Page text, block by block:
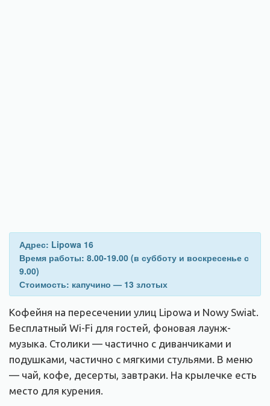
Адрес: Lipowa 16
Время работы: 8.00-19.00 (в субботу и воскресенье с
9.00)
Стоимость: капучино — 13 злотых
Кофейня на пересечении улиц Lipowa и Nowy Swiat.
Бесплатный Wi-Fi для гостей, фоновая лаунж-
музыка. Столики — частично с диванчиками и
подушками, частично с мягкими стульями. В меню
— чай, кофе, десерты, завтраки. На крылечке есть
место для курения.